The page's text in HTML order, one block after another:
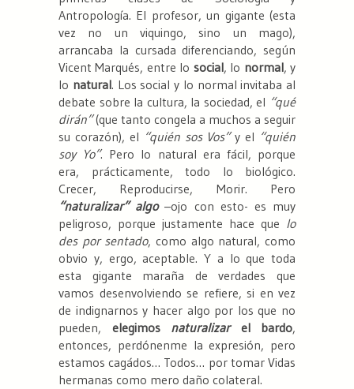
Antropología. El profesor, un gigante (esta
vez no un viquingo, sino un mago),
arrancaba la cursada diferenciando, según
Vicent Marqués, entre lo social, lo normal, y
lo natural. Los social y lo normal invitaba al
debate sobre la cultura, la sociedad, el “qué
dirán”(que tanto congela a muchos a seguir
su corazón), el “quién sos Vos”y el “quién
soy Yo”. Pero lo natural era fácil, porque
era, prácticamente, todo lo biológico.
Crecer, Reproducirse, Morir. Pero
“naturalizar” algo–ojo con esto- es muy
peligroso, porque justamente hace que lo
des por sentado, como algo natural, como
obvio y, ergo, aceptable. Y a lo que toda
esta gigante maraña de verdades que
vamos desenvolviendo se refiere, si en vez
de indignarnos y hacer algo por los que no
pueden, elegimos naturalizarel bardo,
entonces, perdónenme la expresión, pero
estamos cagádos… Todos… por tomar Vidas
hermanas como mero daño colateral.